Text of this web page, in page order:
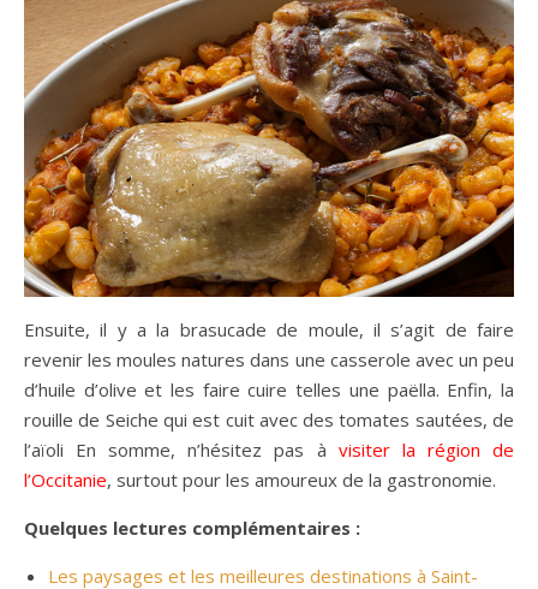
Ensuite, il y a la brasucade de moule, il s’agit de faire
revenir les moules natures dans une casserole avec un peu
d’huile d’olive et les faire cuire telles une paëlla. Enfin, la
rouille de Seiche qui est cuit avec des tomates sautées, de
l’aïoli En somme, n’hésitez pas à visiter la région de
l’Occitanie, surtout pour les amoureux de la gastronomie.
Quelques lectures complémentaires :
Les paysages et les meilleures destinations à Saint-